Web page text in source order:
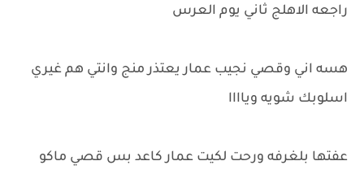
راجعه الاهلج ثاني يوم العرس
هسه اني وقصي نجيب عمار يعتذر منج وانتي هم غيري
اسلوبك شويه وياااا
عفتها بلغرفه ورحت لكيت عمار كاعد بس قصي ماكو